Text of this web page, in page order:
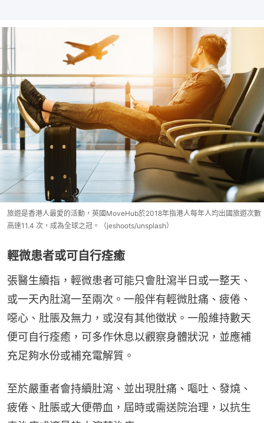
旅遊是香港人最愛的活動，英國MoveHub於2018年指港人每年人均出國旅遊次數
高達11.4 次，成為全球之冠。（jeshoots/unsplash）
輕微患者或可自行痊癒
張醫生續指，輕微患者可能只會肚瀉半日或一整天、
或一天內肚瀉一至兩次。一般伴有輕微肚痛、疲倦、
噁心、肚脹及無力，或沒有其他徵狀。一般維持數天
便可自行痊癒，可多作休息以觀察身體狀況，並應補
充足夠水份或補充電解質。
至於嚴重者會持續肚瀉、並出現肚痛、嘔吐、發燒、
疲倦、肚脹或大便帶血，屆時或需送院治理，以抗生